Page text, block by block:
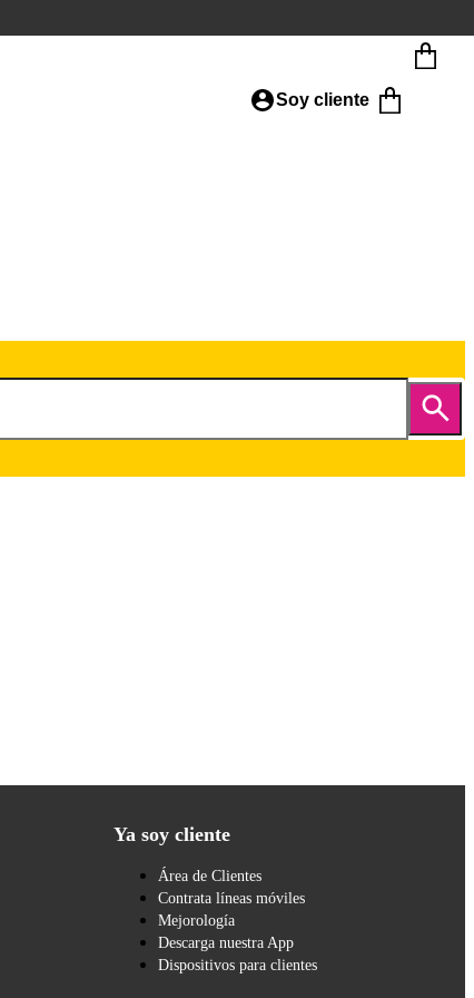
Soy cliente
Ya soy cliente
Área de Clientes
Contrata líneas móviles
Mejorología
Descarga nuestra App
Dispositivos para clientes